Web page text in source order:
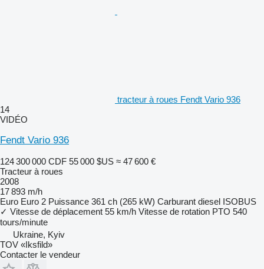
tracteur à roues Fendt Vario 936
14
VIDÉO
Fendt Vario 936
124 300 000 CDF 55 000 $US ≈ 47 600 €
Tracteur à roues
2008
17 893 m/h
Euro Euro 2 Puissance 361 ch (265 kW) Carburant diesel ISOBUS
✓ Vitesse de déplacement 55 km/h Vitesse de rotation PTO 540
tours/minute
Ukraine, Kyiv
TOV «Iksfild»
Contacter le vendeur